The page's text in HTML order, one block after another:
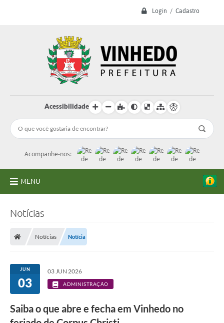
Login / Cadastro
Acessibilidade
Acompanhe-nos:
MENU
Licitações
Transparência
Concursos e Processos Seletivos
Notícias
Notícias Notícia
JUN
03
03 JUN 2026
ADMINISTRAÇÃO
Saiba o que abre e fecha em Vinhedo no